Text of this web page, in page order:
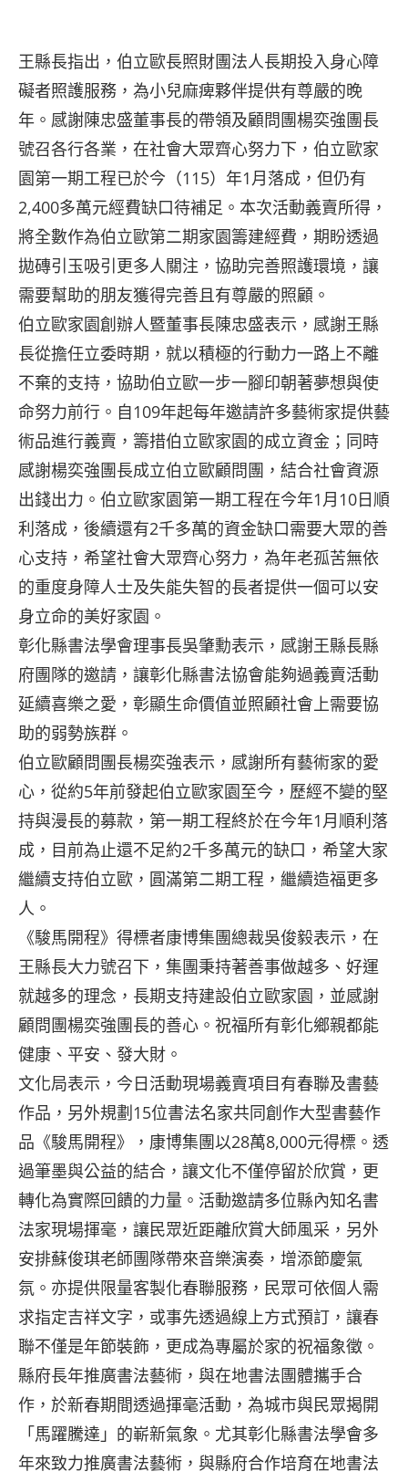
王縣長指出，伯立歐長照財團法人長期投入身心障
礙者照護服務，為小兒麻痺夥伴提供有尊嚴的晚
年。感謝陳忠盛董事長的帶領及顧問團楊奕強團長
號召各行各業，在社會大眾齊心努力下，伯立歐家
園第一期工程已於今（115）年1月落成，但仍有
2,400多萬元經費缺口待補足。本次活動義賣所得，
將全數作為伯立歐第二期家園籌建經費，期盼透過
拋磚引玉吸引更多人關注，協助完善照護環境，讓
需要幫助的朋友獲得完善且有尊嚴的照顧。
伯立歐家園創辦人暨董事長陳忠盛表示，感謝王縣
長從擔任立委時期，就以積極的行動力一路上不離
不棄的支持，協助伯立歐一步一腳印朝著夢想與使
命努力前行。自109年起每年邀請許多藝術家提供藝
術品進行義賣，籌措伯立歐家園的成立資金；同時
感謝楊奕強團長成立伯立歐顧問團，結合社會資源
出錢出力。伯立歐家園第一期工程在今年1月10日順
利落成，後續還有2千多萬的資金缺口需要大眾的善
心支持，希望社會大眾齊心努力，為年老孤苦無依
的重度身障人士及失能失智的長者提供一個可以安
身立命的美好家園。
彰化縣書法學會理事長吳肇勳表示，感謝王縣長縣
府團隊的邀請，讓彰化縣書法協會能夠過義賣活動
延續喜樂之愛，彰顯生命價值並照顧社會上需要協
助的弱勢族群。
伯立歐顧問團長楊奕強表示，感謝所有藝術家的愛
心，從約5年前發起伯立歐家園至今，歷經不變的堅
持與漫長的募款，第一期工程終於在今年1月順利落
成，目前為止還不足約2千多萬元的缺口，希望大家
繼續支持伯立歐，圓滿第二期工程，繼續造福更多
人。
《駿馬開程》得標者康博集團總裁吳俊毅表示，在
王縣長大力號召下，集團秉持著善事做越多、好運
就越多的理念，長期支持建設伯立歐家園，並感謝
顧問團楊奕強團長的善心。祝福所有彰化鄉親都能
健康、平安、發大財。
文化局表示，今日活動現場義賣項目有春聯及書藝
作品，另外規劃15位書法名家共同創作大型書藝作
品《駿馬開程》，康博集團以28萬8,000元得標。透
過筆墨與公益的結合，讓文化不僅停留於欣賞，更
轉化為實際回饋的力量。活動邀請多位縣內知名書
法家現場揮毫，讓民眾近距離欣賞大師風采，另外
安排蘇俊琪老師團隊帶來音樂演奏，增添節慶氣
氛。亦提供限量客製化春聯服務，民眾可依個人需
求指定吉祥文字，或事先透過線上方式預訂，讓春
聯不僅是年節裝飾，更成為專屬於家的祝福象徵。
縣府長年推廣書法藝術，與在地書法團體攜手合
作，於新春期間透過揮毫活動，為城市與民眾揭開
「馬躍騰達」的嶄新氣象。尤其彰化縣書法學會多
年來致力推廣書法藝術，與縣府合作培育在地書法